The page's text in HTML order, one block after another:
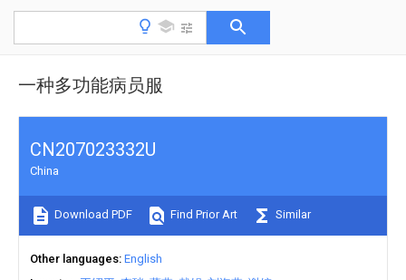
一种多功能病员服
CN207023332U
China
Download PDF Find Prior Art Similar
Other languages English